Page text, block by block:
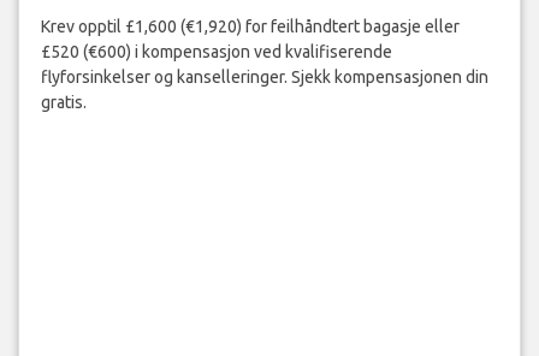
Krev opptil £1,600 (€1,920) for feilhåndtert bagasje eller
£520 (€600) i kompensasjon ved kvalifiserende
flyforsinkelser og kanselleringer. Sjekk kompensasjonen din
gratis.